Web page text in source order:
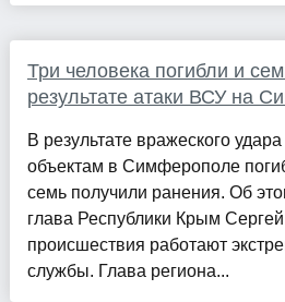
Три человека погибли и
результате атаки ВСУ на
В результате вражеского
объектам в Симферополе
семь получили ранения. Об
глава Республики Крым
происшествия работают
службы. Глава региона...